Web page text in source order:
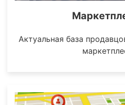
Актуальная база